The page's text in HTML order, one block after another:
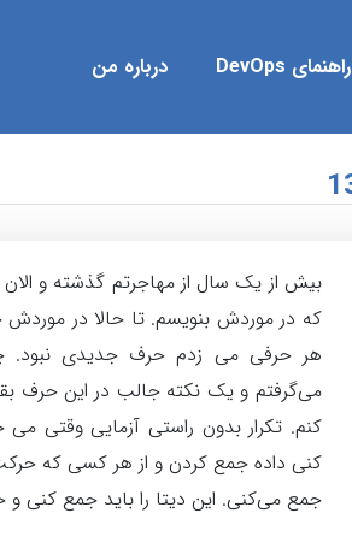
راهنمای DevOps درباره من
بیش از یک سال از مهاجرتم گذشته و
که در موردش بنویسم. تا حالا در
هر حرفی می زدم حرف جدیدی نبود.
می‌گرفتم و یک نکته جالب در این حرف
کنم. تکرار بدون راستی آزمایی وقتی
کنی داده جمع کردن و از هر کسی که حرکت
جمع می‌کنی. این دیتا را باید جمع